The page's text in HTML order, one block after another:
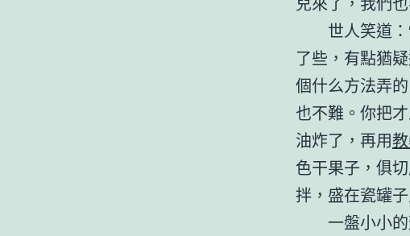
世人笑道
了些，有點猶
個什么方法弄
也不難。你把
油炸了，再用
色干果子，俱
拌，盛在瓷罐
一盤小小